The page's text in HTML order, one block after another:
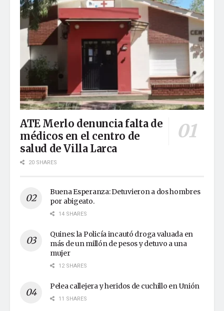
ATE Merlo denuncia falta de
médicos en el centro de
salud de Villa Larca
20 SHARES
Buena Esperanza: Detuvieron a dos hombres
por abigeato.
14 SHARES
Quines: la Policía incautó droga valuada en
más de un millón de pesos y detuvo a una
mujer
12 SHARES
Pelea callejera y heridos de cuchillo en Unión
11 SHARES